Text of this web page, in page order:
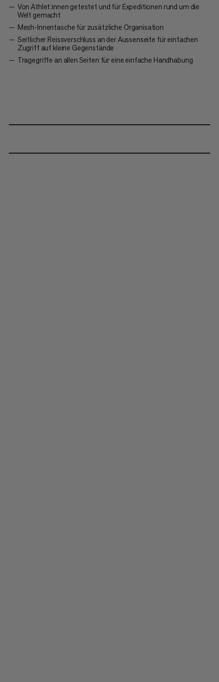
Von Athlet:innen getestet und für Expeditionen rund um die
Welt gemacht
Mesh-Innentasche für zusätzliche Organisation
Seitlicher Reissverschluss an der Aussenseite für einfachen
Zugriff auf kleine Gegenstände
Tragegriffe an allen Seiten für eine einfache Handhabung